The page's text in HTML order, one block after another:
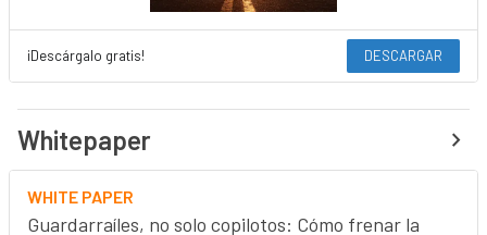
¡Descárgalo gratis! DESCARGAR
Whitepaper
WHITE PAPER
Guardarraíles, no solo copilotos: Cómo frenar la